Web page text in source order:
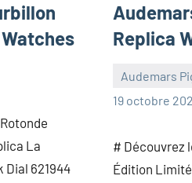
La
Dial 621944
Replica
Audemars
19 octobre
Aucun
# Découvrez
Édition